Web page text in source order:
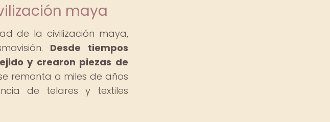
maya
de la civilización maya,
Desde tiempos
y crearon piezas de
remonta a miles de años
de telares y textiles